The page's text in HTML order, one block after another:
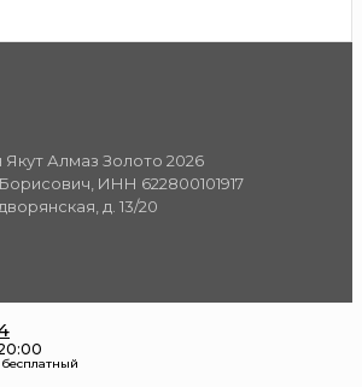
Алмаз Золото 2026
ИНН 622800101917
д. 13/20